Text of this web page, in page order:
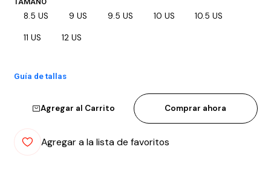
8.5 US 9 US 9.5 US 10 US 10.5 US
11 US 12 US
Guía de tallas
Agregar al Carrito Comprar ahora
Agregar a la lista de favoritos